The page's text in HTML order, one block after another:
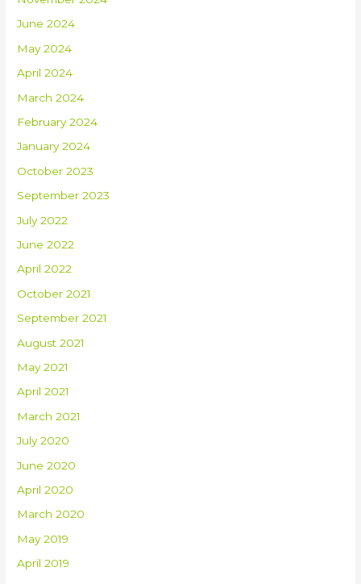
June 2024
May 2024
April 2024
March 2024
February 2024
January 2024
October 2023
September 2023
July 2022
June 2022
April 2022
October 2021
September 2021
August 2021
May 2021
April 2021
March 2021
July 2020
June 2020
April 2020
March 2020
May 2019
April 2019